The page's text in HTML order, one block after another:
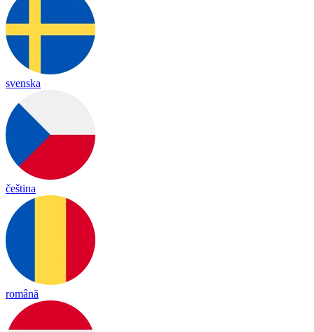
svenska
čeština
română